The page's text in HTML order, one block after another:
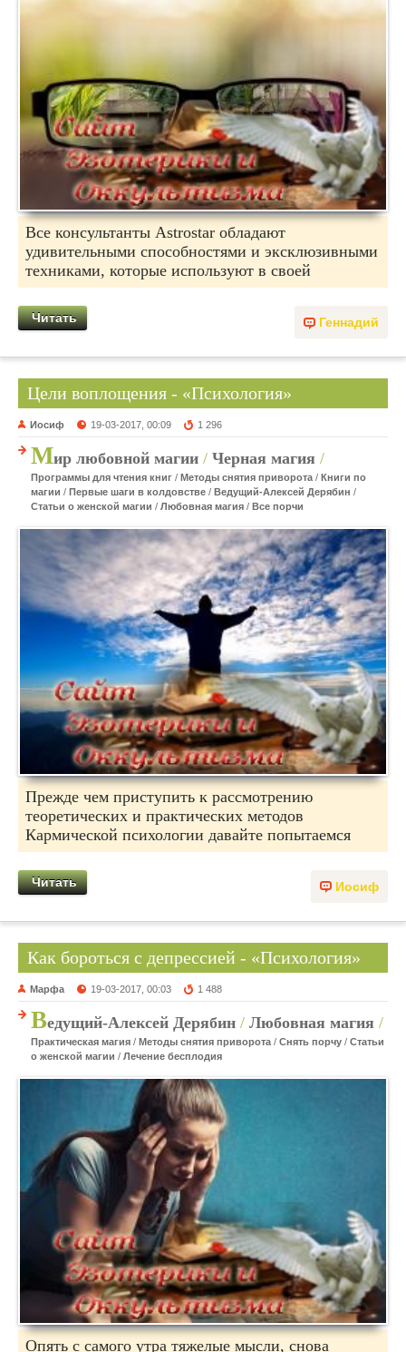
Все консультанты Astrostar обладают
удивительными способностями и эксклюзивными
техниками, которые используют в своей
Геннадий
Читать
Цели воплощения - «Психология»
Иосиф 19-03-2017, 00:09 1 296
Мир любовной магии / Черная магия /
Программы для чтения книг / Методы снятия приворота / Книги по
магии / Первые шаги в колдовстве / Ведущий-Алексей Дерябин /
Статьи о женской магии / Любовная магия / Все порчи
Прежде чем приступить к рассмотрению
теоретических и практических методов
Кармической психологии давайте попытаемся
Иосиф
Читать
Как бороться с депрессией - «Психология»
Марфа 19-03-2017, 00:03 1 488
Ведущий-Алексей Дерябин / Любовная магия /
Практическая магия / Методы снятия приворота / Снять порчу / Статьи
о женской магии / Лечение бесплодия
Опять с самого утра тяжелые мысли, снова